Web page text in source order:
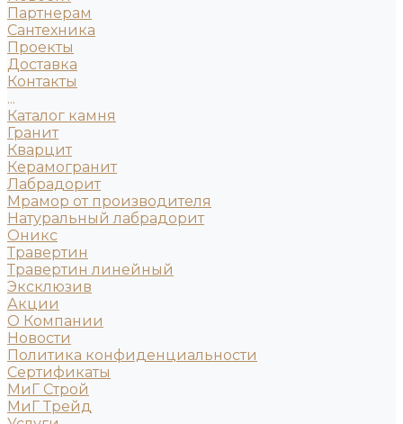
Партнерам
Сантехника
Проекты
Доставка
Контакты
...
Каталог камня
Гранит
Кварцит
Керамогранит
Лабрадорит
Мрамор от производителя
Натуральный лабрадорит
Оникс
Травертин
Травертин линейный
Эксклюзив
Акции
О Компании
Новости
Политика конфиденциальности
Сертификаты
МиГ Строй
МиГ Трейд